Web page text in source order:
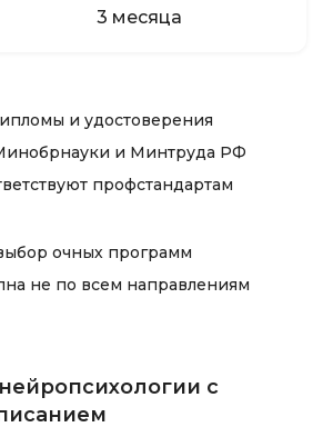
3 месяца
и удостоверения
и Минтруда РФ
профстандартам
очных программ
не по всем направлениям
с